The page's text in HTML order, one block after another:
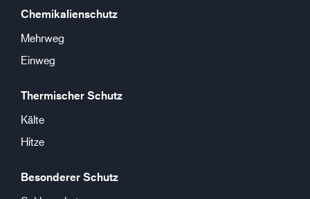
Chemikalienschutz
Mehrweg
Einweg
Thermischer Schutz
Kälte
Hitze
Besonderer Schutz